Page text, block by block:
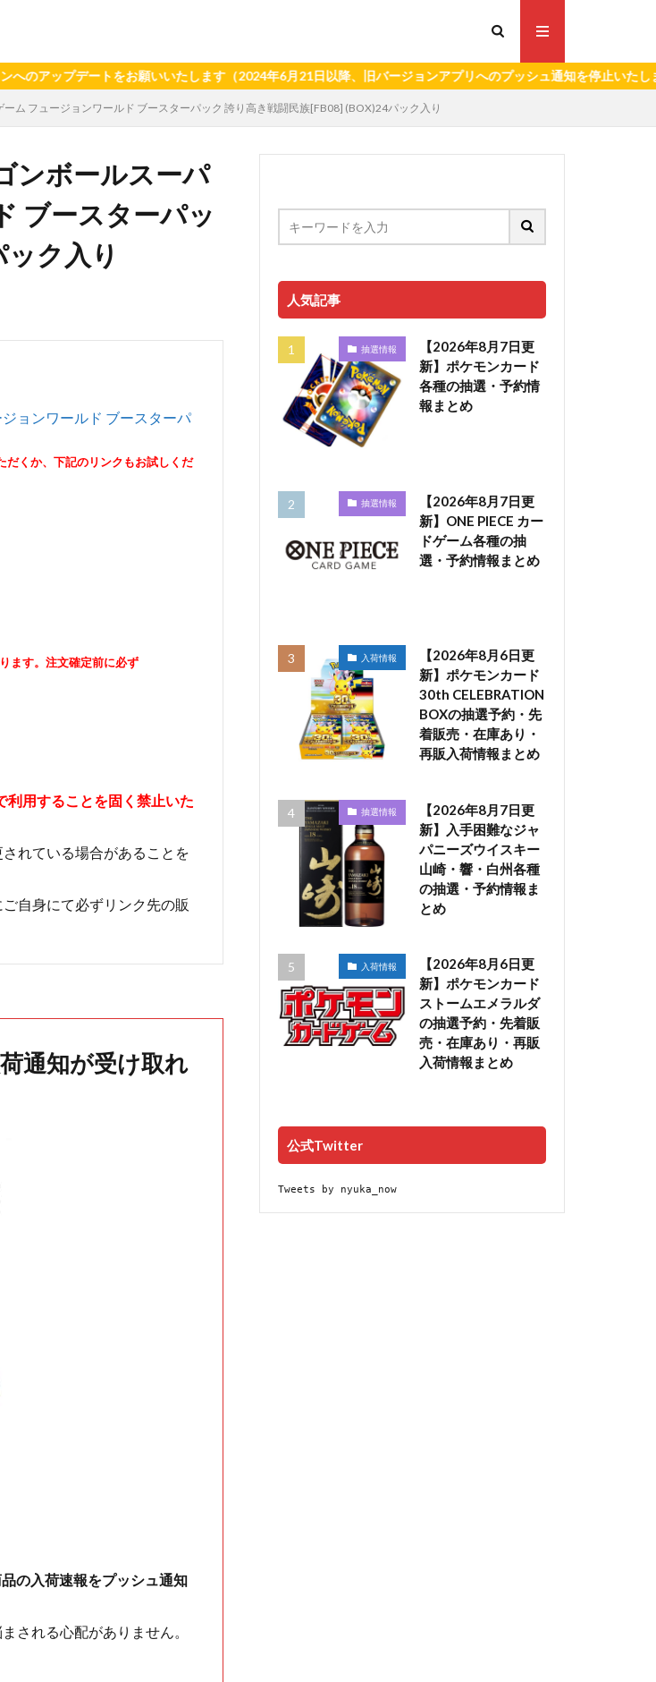
プデートをお願いいたします（2024年6月21日以降、旧バージョンアプリへのプッシュ通知を停止いたします。）
ム フュージョンワールド ブースターパック 誇り高き戦闘民族[FB08] (BOX)24パック入り
ンボールスーパ
ブースターパッ
ク入り
ョンワールド ブースターパ
くか、下記のリンクもお試しくだ
ます。注文確定前に必ず
利用することを固く禁止いた
れている場合があることを
自身にて必ずリンク先の販
通知が受け取れ
品の入荷速報をプッシュ通知
される心配がありません。
人気記事
抽選情報
【2026年8月7日更
新】ポケモンカード
各種の抽選・予約情
報まとめ
抽選情報
【2026年8月7日更
新】ONE PIECE カー
ドゲーム各種の抽
選・予約情報まとめ
入荷情報
【2026年8月6日更
新】ポケモンカード
30th CELEBRATION
BOXの抽選予約・先
着販売・在庫あり・
再販入荷情報まとめ
抽選情報
【2026年8月7日更
新】入手困難なジャ
パニーズウイスキー
山崎・響・白州各種
の抽選・予約情報ま
とめ
入荷情報
【2026年8月6日更
新】ポケモンカード
ストームエメラルダ
の抽選予約・先着販
売・在庫あり・再販
入荷情報まとめ
公式Twitter
Tweets by nyuka_now